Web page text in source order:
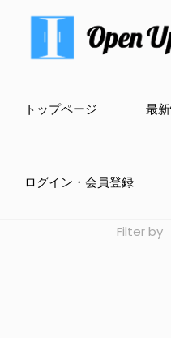
トップページ 最
ログイン・会員登録
Filter by